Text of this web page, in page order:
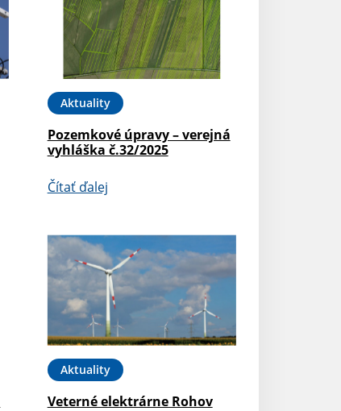
Aktuality
Pozemkové úpravy – verejná
vyhláška č.32/2025
Čítať ďalej
Aktuality
Veterné elektrárne Rohov